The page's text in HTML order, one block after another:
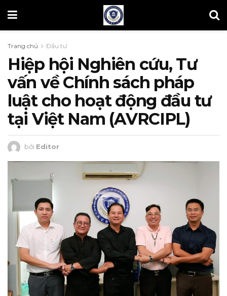
Trang chủ Đầu tư
Hiệp hội Nghiên cứu, Tư
vấn về Chính sách pháp
luật cho hoạt động đầu tư
tại Việt Nam (AVRCIPL)
bởi Editor